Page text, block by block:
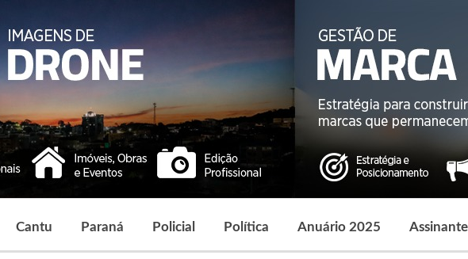
Cantu Paraná Policial Política Anuário 2025